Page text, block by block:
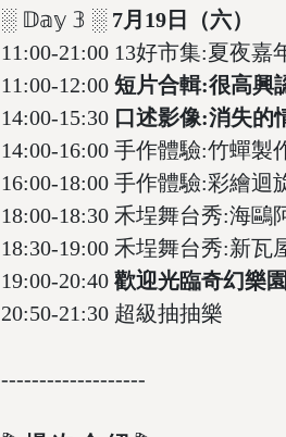
░ 𝔻𝕒𝕪 𝟛 ░ 7月19日（六）
11:00-21:00 13好市集:夏夜嘉
11:00-12:00短片合輯:很高興
14:00-15:30 口述影像:消失的
14:00-16:00 手作體驗:竹蟬製
16:00-18:00 手作體驗:彩繪迴
18:00-18:30 禾埕舞台秀:海鷗
18:30-19:00 禾埕舞台秀:新瓦
19:00-20:40歡迎光臨奇幻樂園
20:50-21:30 超級抽抽樂
-------------------